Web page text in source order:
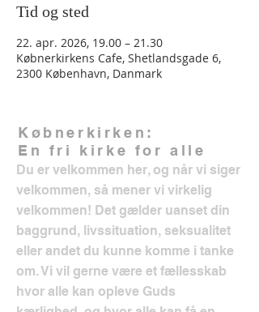
Tid og sted
22. apr. 2026, 19.00 – 21.30
Købnerkirkens Cafe, Shetlandsgade 6,
2300 København, Danmark
Købnerkirken:
En fri kirke for alle
Du er velkommen her, og når vi siger
velkommen, så mener vi virkelig
velkommen! Det gælder uanset din
baggrund, livssituation, seksualitet
eller andet du kunne komme i tanke
om. Vi vil gerne være et fællesskab
hvor alle kan opleve Guds